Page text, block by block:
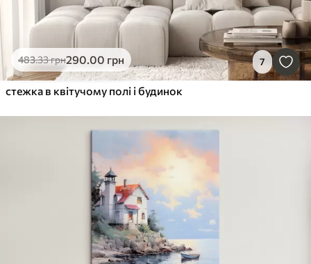
483.33грн290.00 грн 7
стежка в квітучому полі і будинок